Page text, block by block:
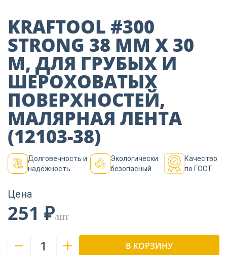
Декор
Изоляция
Инструменты
Продукция из
дерева
Строительство
KRAFTOOL #300
STRONG 38 ММ Х 30
М, ДЛЯ ГРУБЫХ И
ШЕРОХОВАТЫХ
ПОВЕРХНОСТЕЙ,
МАЛЯРНАЯ ЛЕНТА
(12103-38)
Долговечность и
надёжность
Экологически
безопасный
Качество
по ГОСТ
Цена
251 ₽/ШТ
1 В КОРЗИНУ